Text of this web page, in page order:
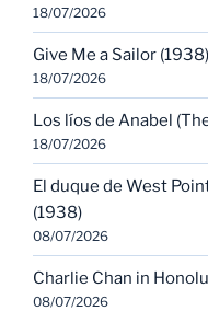
18/07/2026
Give Me a Sailor (1938)
18/07/2026
Los líos de Anabel
18/07/2026
El duque de West
(1938)
08/07/2026
Charlie Chan in
08/07/2026